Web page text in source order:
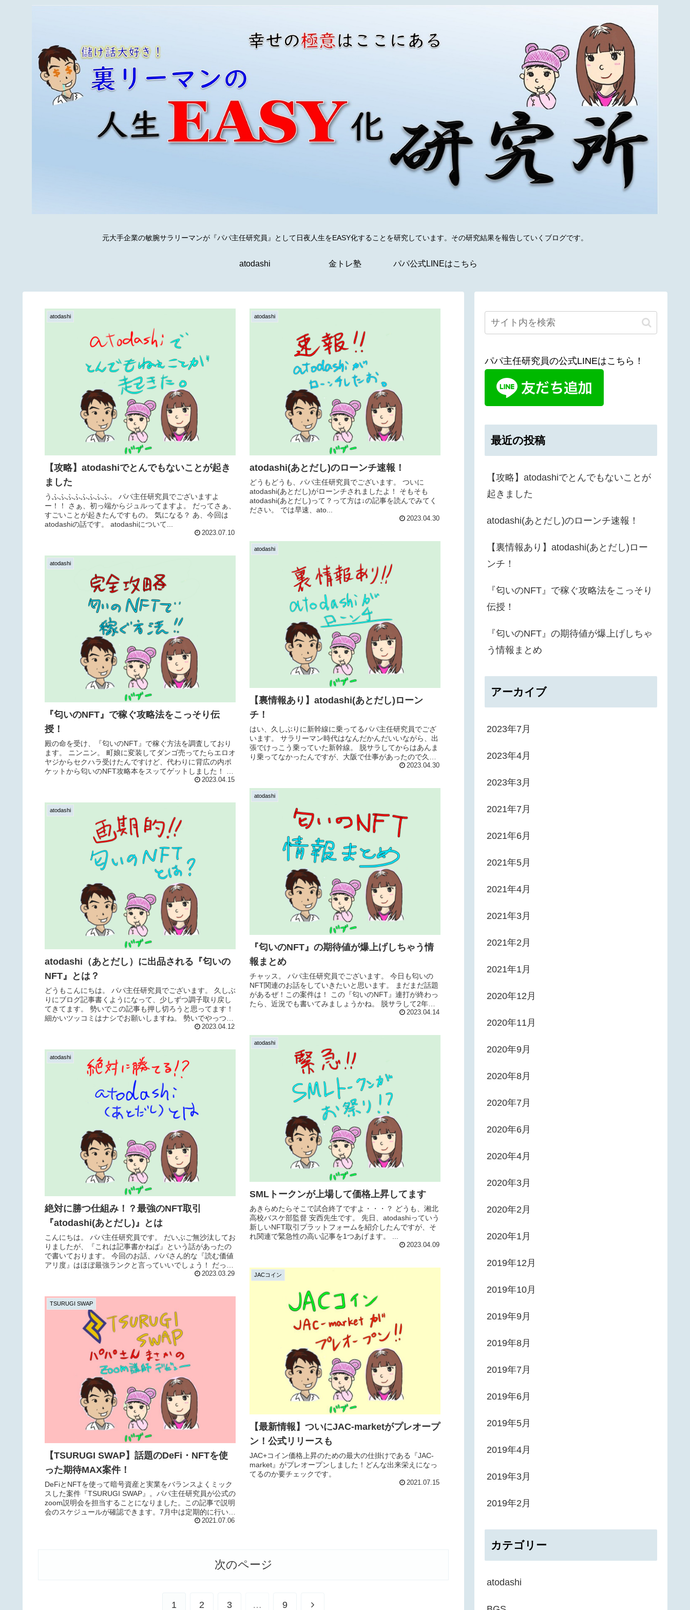
元大手企業の敏腕サラリーマンが『パパ主任研究員』として日夜人生をEASY化することを研究しています。その研究結果を報告していくブログです。
atodashi 金トレ塾 パパ公式LINEはこちら
atodashi
【攻略】atodashiでとんでもないことが起き
ました
うふふふふふふふふ。 パパ主任研究員でございますよ
ー！！ さぁ、初っ端からジュルってますよ。 だってさぁ、
すごいことが起きたんですもの。 気になる？ あ、今回は
atodashiの話です。 atodashiについて...
2023.07.10
atodashi
atodashi(あとだし)のローンチ速報！
どうもどうも、パパ主任研究員でございます。 ついに
atodashi(あとだし)がローンチされましたよ！ そもそも
atodashi(あとだし)って？って方は↓の記事を読んでみてく
ださい。 では早速、ato...
2023.04.30
atodashi
【裏情報あり】atodashi(あとだし)ローン
チ！
はい、久しぶりに新幹線に乗ってるパパ主任研究員でござ
います。 サラリーマン時代はなんだかんだいいながら、出
張でけっこう乗っていた新幹線。 脱サラしてからはあんま
り乗ってなかったんですが、大阪で仕事があったので久し
2023.04.30
atodashi
『匂いのNFT』で稼ぐ攻略法をこっそり伝
授！
殿の命を受け、『匂いのNFT』で稼ぐ方法を調査しており
ます。 ニンニン。 町娘に変装してダンゴ売ってたらエロオ
ヤジからセクハラ受けたんですけど、代わりに背広の内ポ
ケットから匂いのNFT攻略本をスッてゲットしました！ こ
2023.04.15
atodashi
『匂いのNFT』の期待値が爆上げしちゃう情
報まとめ
チャッス。 パパ主任研究員でございます。 今日も匂いの
NFT関連のお話をしていきたいと思います。 まだまだ話題
があるぜ！この案件は！ この『匂いのNFT』連打が終わっ
たら、近況でも書いてみましょうかね。 脱サラして2年
2023.04.14
atodashi
atodashi（あとだし）に出品される『匂いの
NFT』とは？
どうもこんにちは。 パパ主任研究員でございます。 久しぶ
りにブログ記事書くようになって、少しずつ調子取り戻し
てきてます。 勢いでこの記事も押し切ろうと思ってます！
細かいツッコミはナシでお願いしますね。 勢いでやっつけ
2023.04.12
atodashi
SMLトークンが上場して価格上昇してます
あきらめたらそこで試合終了ですよ・・・？ どうも、湘北
高校バスケ部監督 安西先生です。 先日、atodashiっていう
新しいNFT取引プラットフォームを紹介したんですが、そ
れ関連で緊急性の高い記事を1つあげます。 ...
2023.04.09
atodashi
絶対に勝つ仕組み！？最強のNFT取引
『atodashi(あとだし)』とは
こんにちは。 パパ主任研究員です。 だいぶご無沙汰してお
りましたが、『これは記事書かねば』という話があったの
で書いております。 今回のお話、パパさん的な『読む価値
アリ度』はほぼ最強ランクと言っていいでしょう！ だって
2023.03.29 JACコイン
【最新情報】ついにJAC-marketがプレオープ
ン！公式リリースも
JAC+コイン価格上昇のための最大の仕掛けである『JAC-
market』がプレオープンしました！どんな出来栄えになっ
てるのか要チェックです。
2021.07.15
TSURUGI SWAP
【TSURUGI SWAP】話題のDeFi・NFTを使
った期待MAX案件！
DeFiとNFTを使って暗号資産と実業をバランスよくミック
スした案件『TSURUGI SWAP』。パパ主任研究員が公式の
zoom説明会を担当することになりました。この記事で説明
会のスケジュールが確認できます。7月中は定期的に行いま
2021.07.06
次のページ
1 2 3 … 9 次
パパ主任研究員の公式LINEはこちら！
最近の投稿
【攻略】atodashiでとんでもないことが
起きました
atodashi(あとだし)のローンチ速報！
【裏情報あり】atodashi(あとだし)ロー
ンチ！
『匂いのNFT』で稼ぐ攻略法をこっそり
伝授！
『匂いのNFT』の期待値が爆上げしちゃ
う情報まとめ
アーカイブ
2023年7月
2023年4月
2023年3月
2021年7月
2021年6月
2021年5月
2021年4月
2021年3月
2021年2月
2021年1月
2020年12月
2020年11月
2020年9月
2020年8月
2020年7月
2020年6月
2020年4月
2020年3月
2020年2月
2020年1月
2019年12月
2019年10月
2019年9月
2019年8月
2019年7月
2019年6月
2019年5月
2019年4月
2019年3月
2019年2月
カテゴリー
atodashi